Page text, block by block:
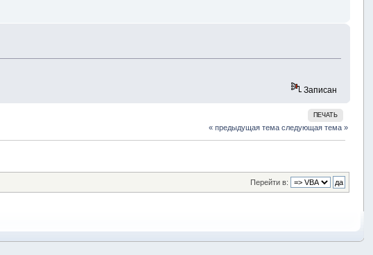
Записан
ПЕЧАТЬ
« предыдущая тема следующая тема »
Перейти в: